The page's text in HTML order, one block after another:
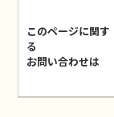
このページに関す
る
お問い合わせは